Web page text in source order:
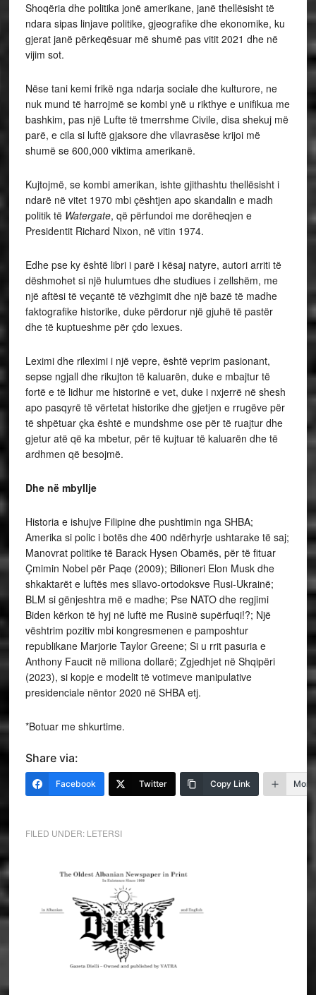
Shoqëria dhe politika jonë amerikane, janë thellësisht të
ndara sipas linjave politike, gjeografike dhe ekonomike, ku
gjerat janë përkeqësuar më shumë pas vitit 2021 dhe në
vijim sot.
Nëse tani kemi frikë nga ndarja sociale dhe kulturore, ne
nuk mund të harrojmë se kombi ynë u rikthye e unifikua me
bashkim, pas një Lufte të tmerrshme Civile, disa shekuj më
parë, e cila si luftë gjaksore dhe vllavrasëse krijoi më
shumë se 600,000 viktima amerikanë.
Kujtojmë, se kombi amerikan, ishte gjithashtu thellësisht i
ndarë në vitet 1970 mbi çështjen apo skandalin e madh
politik të Watergate, që përfundoi me dorëheqjen e
Presidentit Richard Nixon, në vitin 1974.
Edhe pse ky është libri i parë i kësaj natyre, autori arriti të
dëshmohet si një hulumtues dhe studiues i zellshëm, me
një aftësi të veçantë të vëzhgimit dhe një bazë të madhe
faktografike historike, duke përdorur një gjuhë të pastër
dhe të kuptueshme për çdo lexues.
Leximi dhe rileximi i një vepre, është veprim pasionant,
sepse ngjall dhe rikujton të kaluarën, duke e mbajtur të
fortë e të lidhur me historinë e vet, duke i nxjerrë në shesh
apo pasqyrë të vërtetat historike dhe gjetjen e rrugëve për
të shpëtuar çka është e mundshme ose për të ruajtur dhe
gjetur atë që ka mbetur, për të kujtuar të kaluarën dhe të
ardhmen që besojmë.
Dhe nëmbyllje
Historia e ishujve Filipine dhe pushtimin nga SHBA;
Amerika si polic i botës dhe 400 ndërhyrje ushtarake të saj;
Manovrat politike të Barack Hysen Obamës, për të fituar
Çmimin Nobel për Paqe (2009); Bilioneri Elon Musk dhe
shkaktarët e luftës mes sllavo-ortodoksve Rusi-Ukrainë;
BLM si gënjeshtra më e madhe; Pse NATO dhe regjimi
Biden kërkon të hyj në luftë me Rusinë supërfuqi!?; Një
vështrim pozitiv mbi kongresmenen e pamposhtur
republikane Marjorie Taylor Greene; Si u rrit pasuria e
Anthony Faucit në miliona dollarë; Zgjedhjet në Shqipëri
(2023), si kopje e modelit të votimeve manipulative
presidenciale nëntor 2020 në SHBA etj.
*Botuar me shkurtime.
Share via:
Facebook Twitter Copy Link More
FILED UNDER: LETERSI